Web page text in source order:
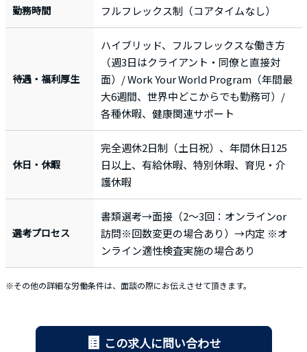
勤務時間 フルフレックス制（コアタイムなし）
待遇・福利厚生
ハイブリッド、フルフレックスな働き方
（週3日はクライアント・同僚と直接対
面）/ Work Your World Program（年間最
大6週間、世界中どこからでも勤務可）/
各種休暇、健康関連サポート
休日・休暇
完全週休2日制（土日祝）、年間休日125
日以上、有給休暇、特別休暇、育児・介
護休暇
選考プロセス
書類選考→面接（2〜3回：オンラインor
訪問※回数変更の場合あり）→内定 ※オ
ンライン適性検査実施の場合あり
※その他の詳細な労働条件は、面談の際にお伝えさせて頂きます。
この求人に問い合わせ